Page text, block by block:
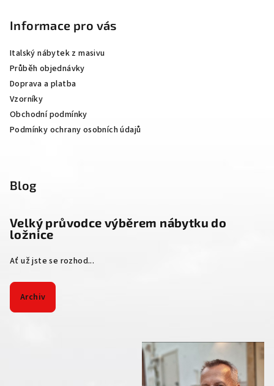
Informace pro vás
Italský nábytek z masivu
Průběh objednávky
Doprava a platba
Vzorníky
Obchodní podmínky
Podmínky ochrany osobních údajů
Blog
Velký průvodce výběrem nábytku do
ložnice
Ať už jste se rozhod...
Archiv